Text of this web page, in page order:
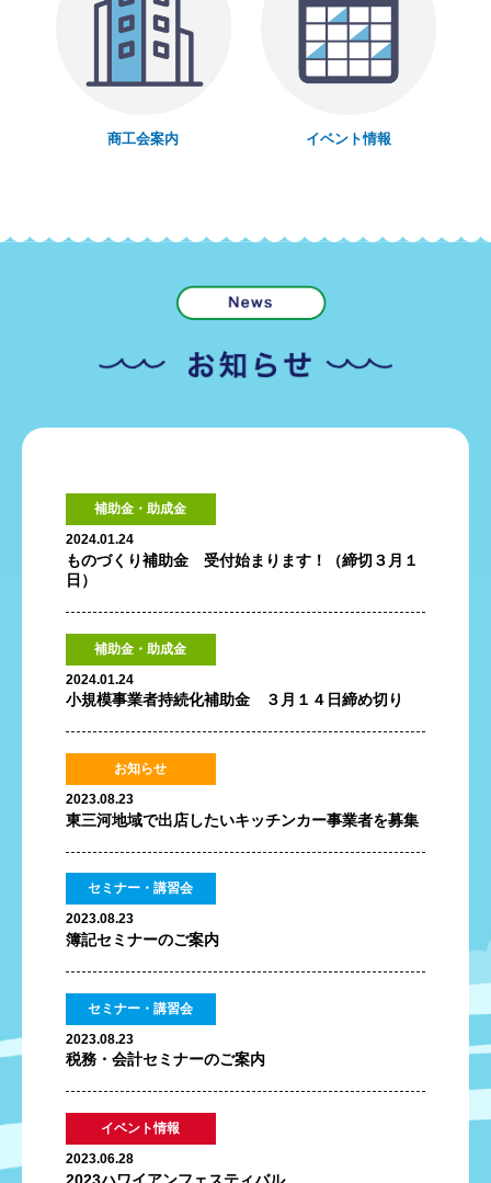
商工会案内 イベント情報
補助金・助成金
2024.01.24
ものづくり補助金 受付始まります！（締切３月１
日）
補助金・助成金
2024.01.24
小規模事業者持続化補助金 ３月１４日締め切り
お知らせ
2023.08.23
東三河地域で出店したいキッチンカー事業者を募集
セミナー・講習会
2023.08.23
簿記セミナーのご案内
セミナー・講習会
2023.08.23
税務・会計セミナーのご案内
イベント情報
2023.06.28
2023ハワイアンフェスティバル